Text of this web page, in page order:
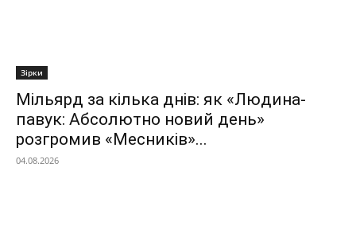
Зірки
Мільярд за кілька днів: як «Людина-
павук: Абсолютно новий день»
розгромив «Месників»...
04.08.2026